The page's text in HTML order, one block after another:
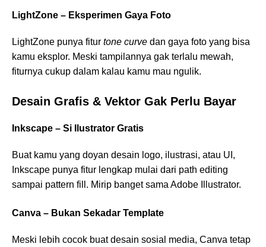
LightZone – Eksperimen Gaya Foto
LightZone punya fitur tone curve dan gaya foto yang bisa
kamu eksplor. Meski tampilannya gak terlalu mewah,
fiturnya cukup dalam kalau kamu mau ngulik.
Desain Grafis & Vektor Gak Perlu Bayar
Inkscape – Si Ilustrator Gratis
Buat kamu yang doyan desain logo, ilustrasi, atau UI,
Inkscape punya fitur lengkap mulai dari path editing
sampai pattern fill. Mirip banget sama Adobe Illustrator.
Canva – Bukan Sekadar Template
Meski lebih cocok buat desain sosial media, Canva tetap